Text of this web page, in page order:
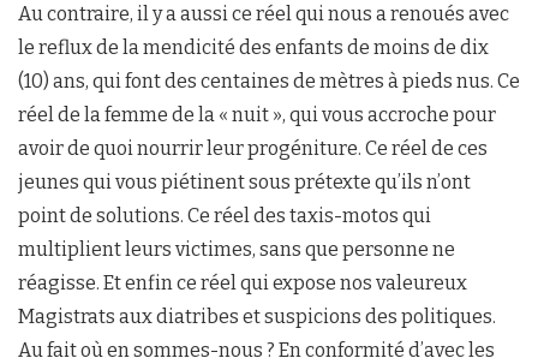
Au contraire, il y a aussi ce réel qui nous a renoués avec
le reflux de la mendicité des enfants de moins de dix
(10) ans, qui font des centaines de mètres à pieds nus. Ce
réel de la femme de la « nuit », qui vous accroche pour
avoir de quoi nourrir leur progéniture. Ce réel de ces
jeunes qui vous piétinent sous prétexte qu’ils n’ont
point de solutions. Ce réel des taxis-motos qui
multiplient leurs victimes, sans que personne ne
réagisse. Et enfin ce réel qui expose nos valeureux
Magistrats aux diatribes et suspicions des politiques.
Au fait où en sommes-nous ? En conformité d’avec les